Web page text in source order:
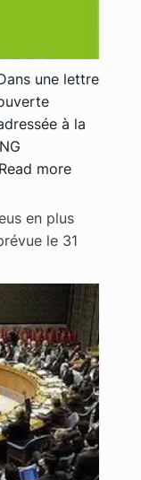
une lettre
à la
Read more
en plus
le 31